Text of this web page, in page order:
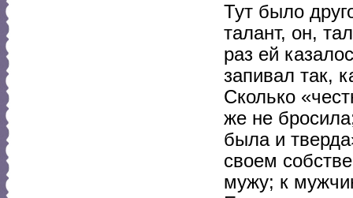
Тут было
талант, он,
раз ей
запивал так,
Сколько
же не
была и
своем
мужу; к